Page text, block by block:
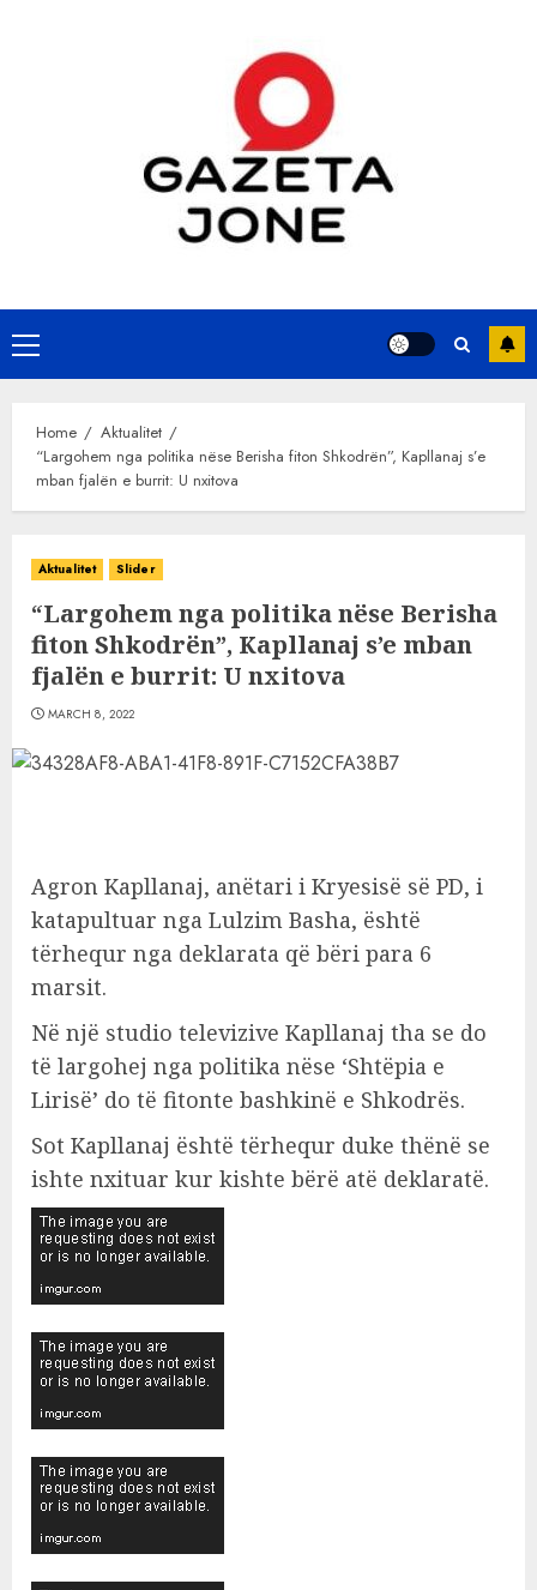
Primary
Menu
Home
Aktualitet
“Largohem nga politika nëse Berisha fiton Shkodrën”, Kapllanaj s’e
mban fjalën e burrit: U nxitova
Aktualitet Slider
“Largohem nga politika nëse Berisha
fiton Shkodrën”, Kapllanaj s’e mban
fjalën e burrit: U nxitova
MARCH 8, 2022
Agron Kapllanaj, anëtari i Kryesisë së PD, i
katapultuar nga Lulzim Basha, është
tërhequr nga deklarata që bëri para 6
marsit.
Në një studio televizive Kapllanaj tha se do
të largohej nga politika nëse ‘Shtëpia e
Lirisë’ do të fitonte bashkinë e Shkodrës.
Sot Kapllanaj është tërhequr duke thënë se
ishte nxituar kur kishte bërë atë deklaratë.